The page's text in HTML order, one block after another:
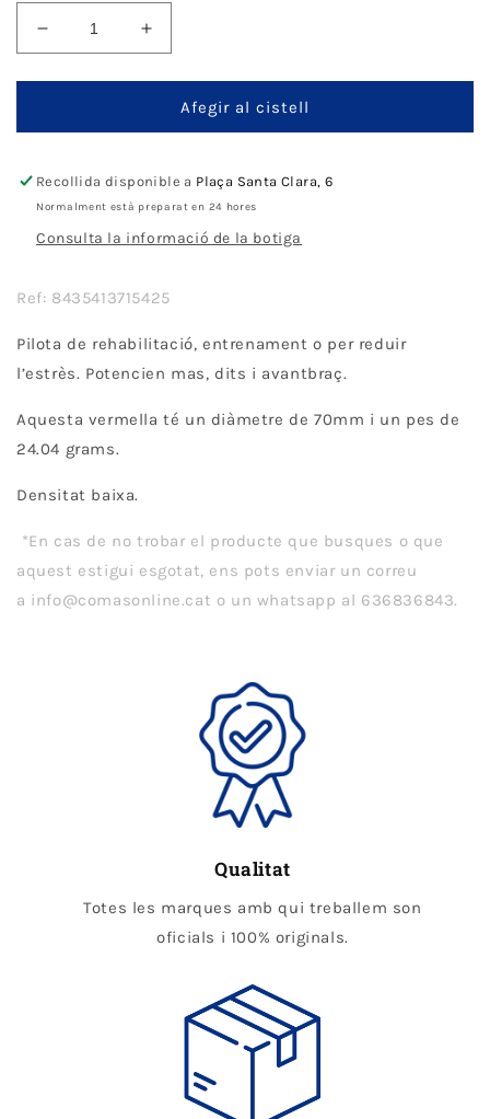
Disminueix
quantitat
per
de
Ubio
-
Augmenta
quantitat
per
Pilota
de
Ubio
Afegir al cistell
Recollida disponible a Plaça Santa Clara, 6
Normalment està preparat en 24 hores
Consulta la informació de la botiga
Ref: 8435413715425
Pilota de rehabilitació, entrenament o per reduir
l’estrès. Potencien mas, dits i avantbraç.
Aquesta vermella té un diàmetre de 70mm i un pes de
24.04 grams.
Densitat baixa.
*En cas de no trobar el producte que busques o que
aquest estigui esgotat, ens pots enviar un correu
a info@comasonline.cat o un whatsapp al 636836843.
Qualitat
Totes les marques amb qui treballem son
oficials i 100% originals.